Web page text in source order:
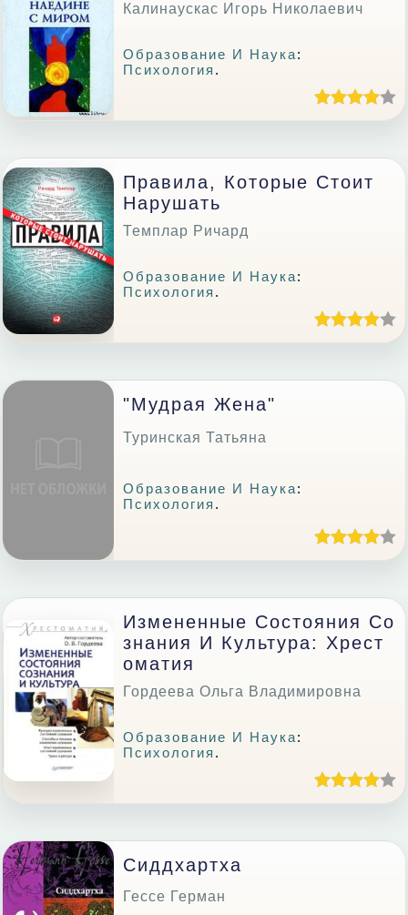
Калинаускас Игорь Николаевич
Образование И Наука:
Психология .
Правила, Которые Стоит
Нарушать
Темплар Ричард
Образование И Наука:
Психология .
"Мудрая Жена"
Туринская Татьяна
Образование И Наука:
Психология .
Измененные Состояния Со
Знания И Культура: Хрест
Оматия
Гордеева Ольга Владимировна
Образование И Наука:
Психология .
Сиддхартха
Гессе Герман